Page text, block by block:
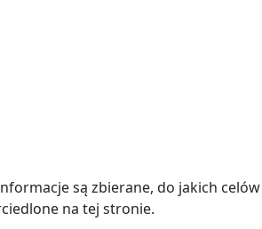
są zbierane, do jakich
na tej stronie.